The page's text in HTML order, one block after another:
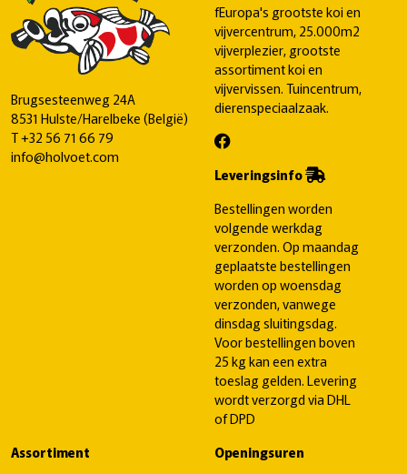
Brugsesteenweg 24A
8531 Hulste/Harelbeke (België)
T+32 56 71 66 79
info@holvoet.com
fEuropa's grootste koi en
vijvercentrum, 25.000m2
vijverplezier, grootste
assortiment koi en
vijvervissen. Tuincentrum,
dierenspeciaalzaak.
Leveringsinfo
Bestellingen worden
volgende werkdag
verzonden. Op maandag
geplaatste bestellingen
worden op woensdag
verzonden, vanwege
dinsdag sluitingsdag.
Voor bestellingen boven
25 kg kan een extra
toeslag gelden. Levering
wordt verzorgd via DHL
of DPD
Assortiment
Openingsuren